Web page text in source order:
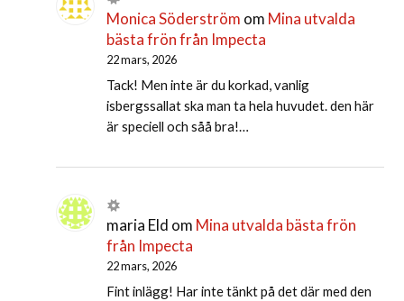
Monica Söderström om Mina utvalda
bästa frön från Impecta
22 mars, 2026
Tack! Men inte är du korkad, vanlig
isbergssallat ska man ta hela huvudet. den här
är speciell och såå bra!…
maria Eld om Mina utvalda bästa frön
från Impecta
22 mars, 2026
Fint inlägg! Har inte tänkt på det där med den